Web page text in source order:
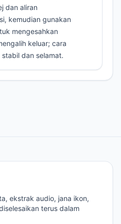
dan aliran
kemudian gunakan
mengesahkan
keluar; cara
dan selamat.
ekstrak audio, jana ikon,
terus dalam